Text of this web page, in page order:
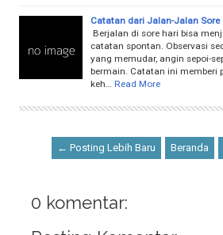
Catatan dari Jalan-Jalan Sore
Berjalan di sore hari bisa
catatan spontan. Observasi
yang memudar, angin sepoi-
bermain. Catatan ini memberi
keh…
Read More
← Posting Lebih Baru Beranda
0 komentar: